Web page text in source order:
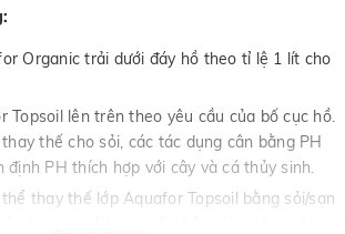
Organic trải dưới đáy hồ theo tỉ lệ 1 lít cho
Topsoil lên trên theo yêu cầu của bố cục hồ.
thế cho sỏi, các tác dụng cân bằng PH
định PH thích hợp với cây và cá thủy sinh.
thay thế lớp Aquafor Topsoil bằng sỏi/sạn